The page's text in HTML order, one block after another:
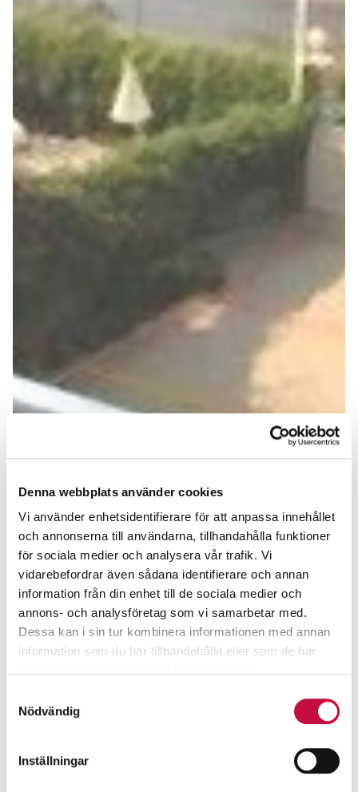
Denna webbplats använder cookies
Vi använder enhetsidentifierare för att anpassa innehållet
och annonserna till användarna, tillhandahålla funktioner
för sociala medier och analysera vår trafik. Vi
vidarebefordrar även sådana identifierare och annan
information från din enhet till de sociala medier och
annons- och analysföretag som vi samarbetar med.
Dessa kan i sin tur kombinera informationen med annan
information som du har tillhandahållit eller som de har
Nödvändig
Inställningar